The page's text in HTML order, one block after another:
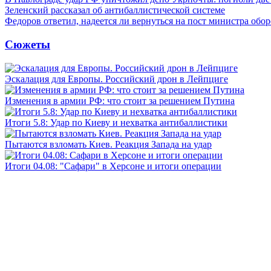
Зеленский рассказал об антибаллистической системе
Федоров ответил, надеется ли вернуться на пост министра
Сюжеты
Эскалация для Европы. Российский дрон в Лейпциге
Изменения в армии РФ: что стоит за решением Путина
Итоги 5.8: Удар по Киеву и нехватка антибаллистики
Пытаются взломать Киев. Реакция Запада на удар
Итоги 04.08: "Сафари" в Херсоне и итоги операции